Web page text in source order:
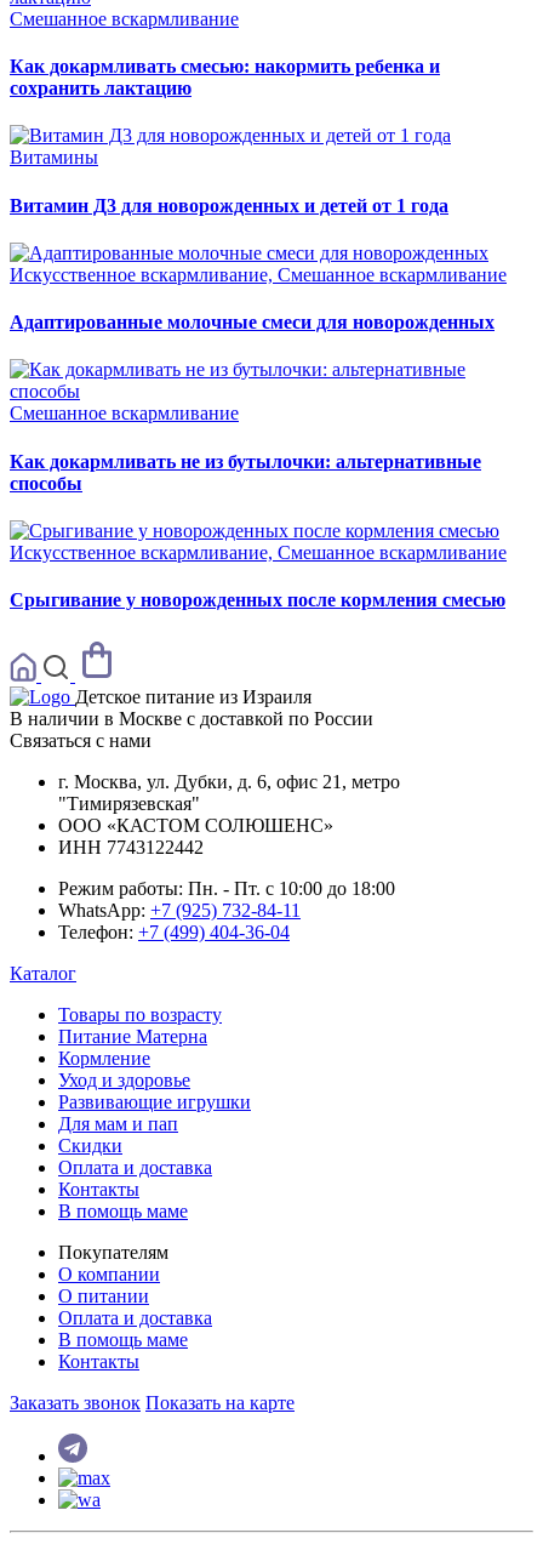
Смешанное вскармливание
Как докармливать смесью: накормить ребенка и
сохранить лактацию
Витамины
Витамин Д3 для новорожденных и детей от 1 года
Искусственное вскармливание, Смешанное вскармливание
Адаптированные молочные смеси для новорожденных
Смешанное вскармливание
Как докармливать не из бутылочки: альтернативные
способы
Искусственное вскармливание, Смешанное вскармливание
Срыгивание у новорожденных после кормления смесью
Детское питание из Израиля
В наличии в Москве с доставкой по России
Связаться с нами
г. Москва, ул. Дубки, д. 6, офис 21, метро
"Тимирязевская"
ООО «КАСТОМ СОЛЮШЕНС»
ИНН 7743122442
Режим работы: Пн. - Пт. с 10:00 до 18:00
WhatsApp: +7 (925) 732-84-11
Телефон: +7 (499) 404-36-04
Каталог
Товары по возрасту
Питание Матерна
Кормление
Уход и здоровье
Развивающие игрушки
Для мам и пап
Скидки
Оплата и доставка
Контакты
В помощь маме
Покупателям
О компании
О питании
Оплата и доставка
В помощь маме
Контакты
Заказать звонок Показать на карте